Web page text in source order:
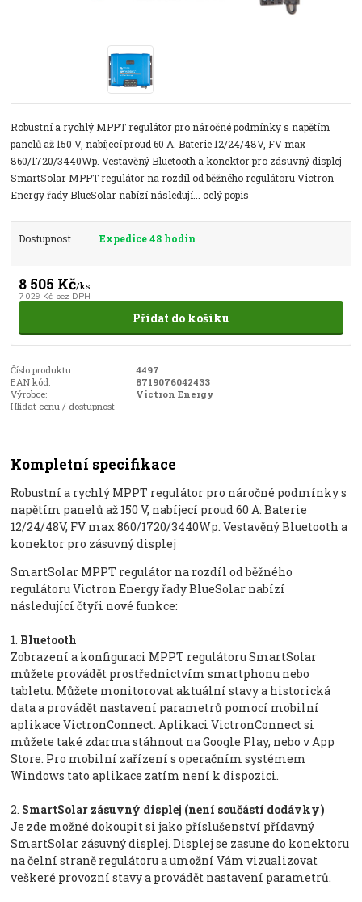
Robustní a rychlý MPPT regulátor pro náročné podmínky s napětím
panelů až 150 V, nabíjecí proud 60 A. Baterie 12/24/48V, FV max
860/1720/3440Wp. Vestavěný Bluetooth a konektor pro zásuvný displej
SmartSolar MPPT regulátor na rozdíl od běžného regulátoru Victron
Energy řady BlueSolar nabízí následují...celý popis
Dostupnost Expedice 48 hodin
8 505 Kč/ks
7 029 Kč bez DPH
Přidat do košíku
Číslo produktu:
4497
EAN kód:
8719076042433
Výrobce:
Victron Energy
Hlídat cenu / dostupnost
Kompletní specifikace
Robustní a rychlý MPPT regulátor pro náročné podmínky s
napětím panelů až 150 V, nabíjecí proud 60 A. Baterie
12/24/48V, FV max 860/1720/3440Wp. Vestavěný Bluetooth a
konektor pro zásuvný displej
SmartSolar MPPT regulátor na rozdíl od běžného
regulátoru Victron Energy řady BlueSolar nabízí
následující čtyři nové funkce:
1. Bluetooth
Zobrazení a konfiguraci MPPT regulátoru SmartSolar
můžete provádět prostřednictvím smartphonu nebo
tabletu. Můžete monitorovat aktuální stavy a historická
data a provádět nastavení parametrů pomocí mobilní
aplikace VictronConnect. Aplikaci VictronConnect si
můžete také zdarma stáhnout na Google Play, nebo v App
Store. Pro mobilní zařízení s operačním systémem
Windows tato aplikace zatím není k dispozici.
2. SmartSolar zásuvný displej (není součástí dodávky)
Je zde možné dokoupit si jako příslušenství přídavný
SmartSolar zásuvný displej. Displej se zasune do konektoru
na čelní straně regulátoru a umožní Vám vizualizovat
veškeré provozní stavy a provádět nastavení parametrů.